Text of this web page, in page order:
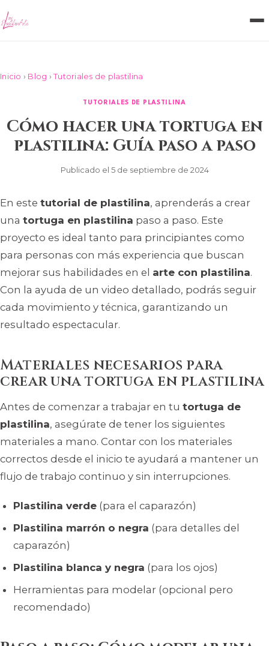
Inicio › Blog ›Tutoriales de plastilina
TUTORIALES DE PLASTILINA
Cómo hacer una tortuga en
plastilina: Guía paso a paso
Publicado el 5 de septiembre de 2024
En este tutorial de plastilina, aprenderás a crear
una tortuga en plastilina paso a paso. Este
proyecto es ideal tanto para principiantes como
para personas con más experiencia que buscan
mejorar sus habilidades en el arte con plastilina.
Con la ayuda de un video detallado, podrás seguir
cada movimiento y técnica, garantizando un
resultado espectacular.
Materiales necesarios para
crear una tortuga en plastilina
Antes de comenzar a trabajar en tu tortuga de
plastilina, asegúrate de tener los siguientes
materiales a mano. Contar con los materiales
correctos desde el inicio te ayudará a mantener un
flujo de trabajo continuo y sin interrupciones.
Plastilina verde(para el caparazón)
Plastilina marrón o negra (para detalles del
caparazón)
Plastilina blanca y negra (para los ojos)
Herramientas para modelar (opcional pero
recomendado)